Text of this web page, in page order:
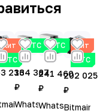
Хит
BTC
236
BTC
134 387
₽
Whatsminer
BTC
241 460
₽
Whatsminer
Хит
BTC
202 025
₽
Bitmain